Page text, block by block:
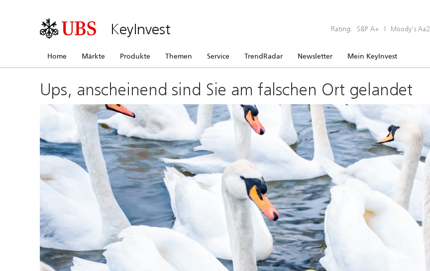
KeyInvest Rating: S&P A+ | Moody’s Aa2
Home Märkte Produkte Themen Service TrendRadar Newsletter Mein KeyInvest
Ups, anscheinend sind Sie am falschen Ort gelandet